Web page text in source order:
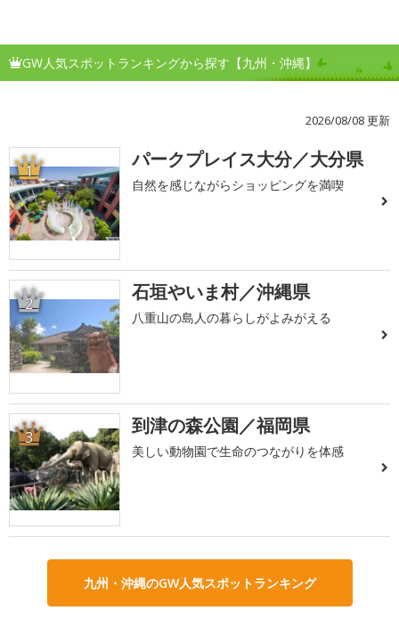
GW人気スポットランキングから探す【九州・沖縄】
2026/08/08 更新
1 パークプレイス大分／大分県
自然を感じながらショッピングを満喫
2 石垣やいま村／沖縄県
八重山の島人の暮らしがよみがえる
3 到津の森公園／福岡県
美しい動物園で生命のつながりを体感
九州・沖縄のGW人気スポットランキング